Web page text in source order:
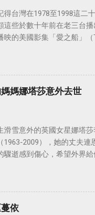
得台灣在1978至1998這二
這些於數十年前在老三台
映的美國影集「愛之船」
媽媽娜塔莎意外去世
滑雪意外的英國女星娜塔
1963-2009），她的丈夫
驟逝感到傷心，希望外界給
依